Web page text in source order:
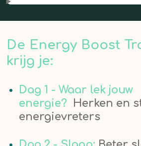
De Energy Boost
krijg je:
Dag 1 - Waar lek jouw
energie?
Herken en
energievreters